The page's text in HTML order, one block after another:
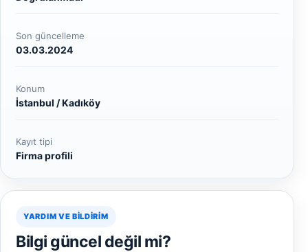
Son güncelleme
03.03.2024
Konum
İstanbul / Kadıköy
Kayıt tipi
Firma profili
YARDIM VE BILDIRIM
Bilgi güncel değil mi?